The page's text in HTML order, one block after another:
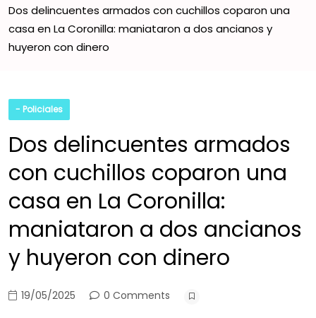
Dos delincuentes armados con cuchillos coparon una
casa en La Coronilla: maniataron a dos ancianos y
huyeron con dinero
- Policiales
Dos delincuentes armados
con cuchillos coparon una
casa en La Coronilla:
maniataron a dos ancianos
y huyeron con dinero
19/05/2025 0 Comments